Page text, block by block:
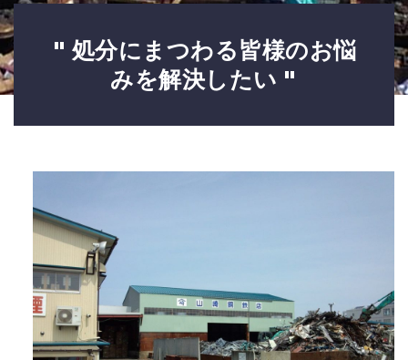
" 処分にまつわる皆様のお悩
みを解決したい "